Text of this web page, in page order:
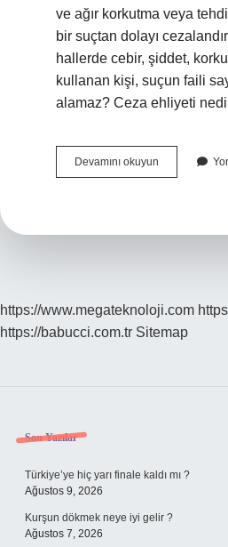
ve ağır korkutma veya
bir suçtan dolayı
hallerde cebir, şiddet,
kullanan kişi, suçun faili
alamaz? Ceza ehliyeti
Devamını okuyun
Ceza
https://www.megateknoloji.com
https://babucci.com.tr Sitemap
Sidebar
Son Yazılar
Türkiye’ye hiç yarı finale kaldı mı ?
Ağustos 9, 2026
Kurşun dökmek neye iyi gelir ?
Ağustos 7, 2026